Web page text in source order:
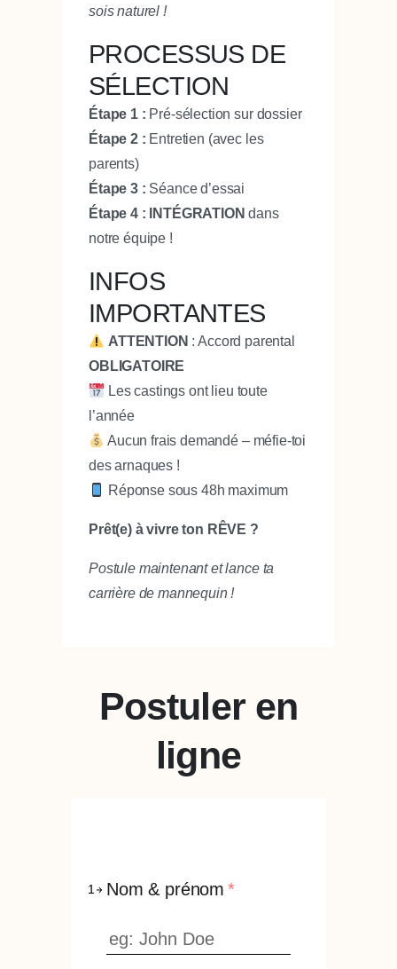
sois naturel !
PROCESSUS DE
SÉLECTION
Étape 1 : Pré-sélection sur dossier
Étape 2 : Entretien (avec les
parents)
Étape 3 : Séance d’essai
Étape 4 :
INTÉGRATION dans
notre équipe !
INFOS
IMPORTANTES
ATTENTION : Accord parental
OBLIGATOIRE
Les castings ont lieu toute
l’année
Aucun frais demandé – méfie-toi
des arnaques !
Réponse sous 48h maximum
Prêt(e) à vivre ton RÊVE ?
Postule maintenant et lance ta
carrière de mannequin !
Postuler en
ligne
1 Nom & prénom *